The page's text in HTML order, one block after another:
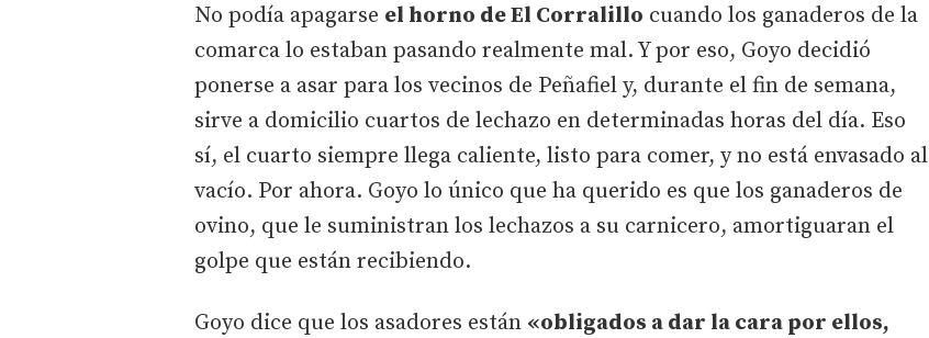
No podía apagarse el horno de El Corralillo cuando los ganaderos de la
comarca lo estaban pasando realmente mal. Y por eso, Goyo decidió
ponerse a asar para los vecinos de Peñafiel y, durante el fin de semana,
sirve a domicilio cuartos de lechazo en determinadas horas del día. Eso
sí, el cuarto siempre llega caliente, listo para comer, y no está envasado al
vacío. Por ahora. Goyo lo único que ha querido es que los ganaderos de
ovino, que le suministran los lechazos a su carnicero, amortiguaran el
golpe que están recibiendo.
Goyo dice que los asadores están «obligados a dar la cara por ellos,